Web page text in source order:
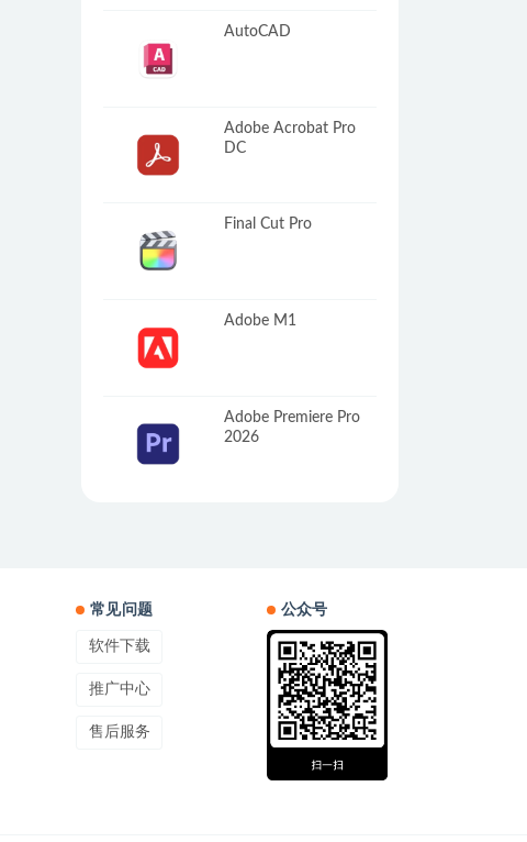
AutoCAD
Adobe Acrobat Pro
DC
Final Cut Pro
Adobe M1
Adobe Premiere Pro
2026
常见问题
软件下载
推广中心
售后服务
公众号